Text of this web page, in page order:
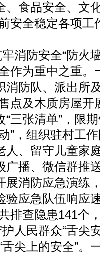
、食品安全、文
安全稳定各项工
防安全“防火
作为重中之重
防队、派出所
点及木质房屋开
三张清单”，限
”，组织驻村工
人、留守儿童家
广播、微信群推
展消防应急演练
验应急队伍响应
排查隐患141个
民群众“舌尖
舌尖上的安全”。